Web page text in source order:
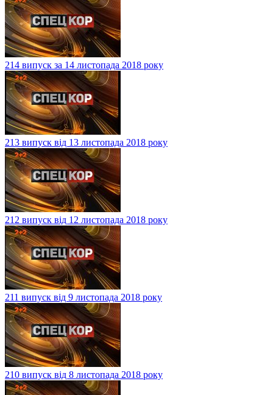
214 випуск за 14 листопада 2018 року
213 випуск від 13 листопада 2018 року
212 випуск від 12 листопада 2018 року
211 випуск від 9 листопада 2018 року
210 випуск від 8 листопада 2018 року